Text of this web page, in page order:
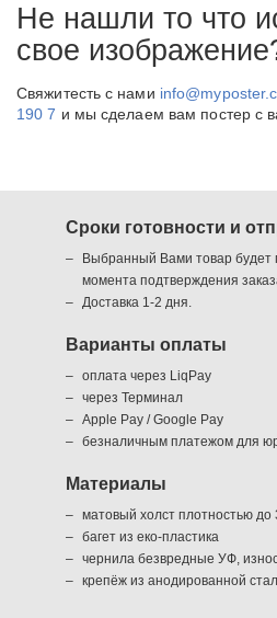
Не нашли то что
свое
Свяжитесть с нами
190 7 и мы сделаем вам постер с
Сроки готовности и
Выбранный Вами товар будет
момента подтверждения
Доставка 1-2 дня.
Варианты оплаты
оплата через LiqPay
через Терминал
Apple Pay / Google Pay
безналичным платежом для
Материалы
матовый холст плотностью до
багет из еко-пластика
чернила безвредные УФ,
крепёж из анодированной